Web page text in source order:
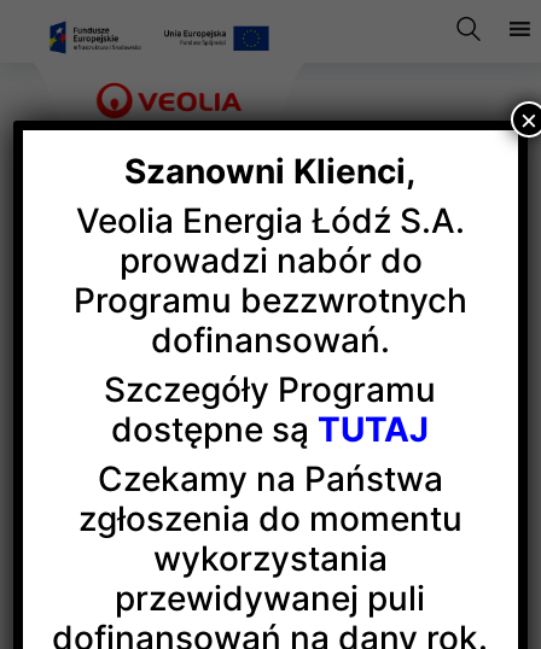
Tu warto się uczyć!
Przedstawiciele Veolii Energii Łódź wraz
z przedstawicielamiZespołu Szkół
Ponadgimnazjalnych nr 9 promowali szkolnictwo
zawodowe podczas Łódzkich Targów Edukacyjnych.
Przyszli gimnazjaliści, którzy licznie odwiedzali
nasze stoisko targowe otrzymali pełną informację
o ofercie edukacyjnej szkoły m.in. o zawodzie
energetyka i elektryka oraz o patronacie Veolii.
Mamy nadzieję, że uczestnicy targów dołączą
do naszej Klasy dla Ludzi z Energią.
Szanowni Klienci,
Veolia Energia Łódź S.A.
prowadzi nabór do
Programu bezzwrotnych
dofinansowań.
Szczegóły Programu
dostępne są TUTAJ
Czekamy na Państwa
zgłoszenia do momentu
wykorzystania
przewidywanej puli
dofinansowań na dany rok.
×